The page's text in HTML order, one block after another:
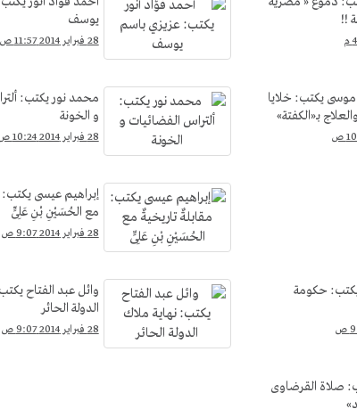
!!
يوسف
28 فبراير 2014 11:57 ص
يكتب: خلايا
بـ«الكفتة»
محمد نور يكتب:
و الخونة
28 فبراير 2014 10:24 ص
إبراهيم عيسى يكتب:
مع الحُسَيْنِ بْنِ عَلِىٍّ
28 فبراير 2014 9:07 ص
حكومة
وائل عبد الفتاح
الدولة الحائر
28 فبراير 2014 9:07 ص
صلاة القرضاوى